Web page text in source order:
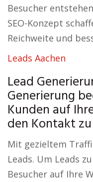
Besucher
SEO-Konzept
Reichweite und
Leads Aachen
Lead
Generierung
Kunden auf
den Kontakt
Mit gezieltem
Leads. Um Leads
Besucher auf Ihre